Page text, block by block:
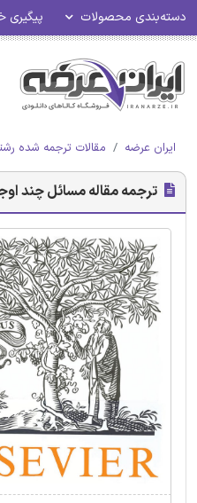
دسته‌بندی محصولات پیگیری
ایران عرضه مقالات ترجمه شده
ترجمه مقاله مسائل چند